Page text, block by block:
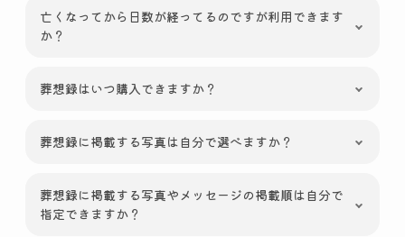
亡くなってから日数が経ってるのですが利用できます
か？
葬想録はいつ購入できますか？
葬想録に掲載する写真は自分で選べますか？
葬想録に掲載する写真やメッセージの掲載順は自分で
指定できますか？